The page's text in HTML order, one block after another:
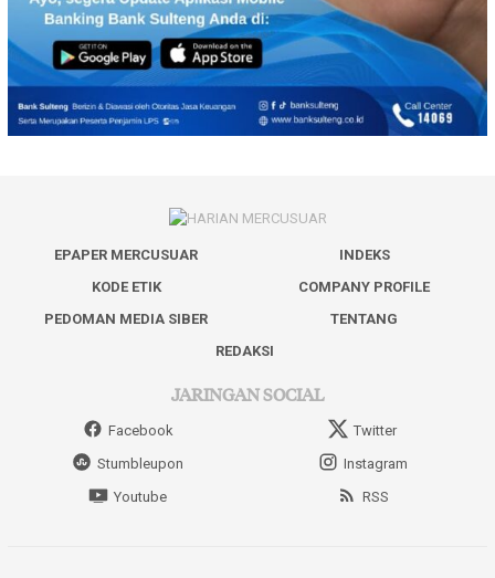
EPAPER MERCUSUAR
INDEKS
KODE ETIK
COMPANY PROFILE
PEDOMAN MEDIA SIBER
TENTANG
REDAKSI
JARINGAN SOCIAL
Facebook
Twitter
Stumbleupon
Instagram
Youtube
RSS